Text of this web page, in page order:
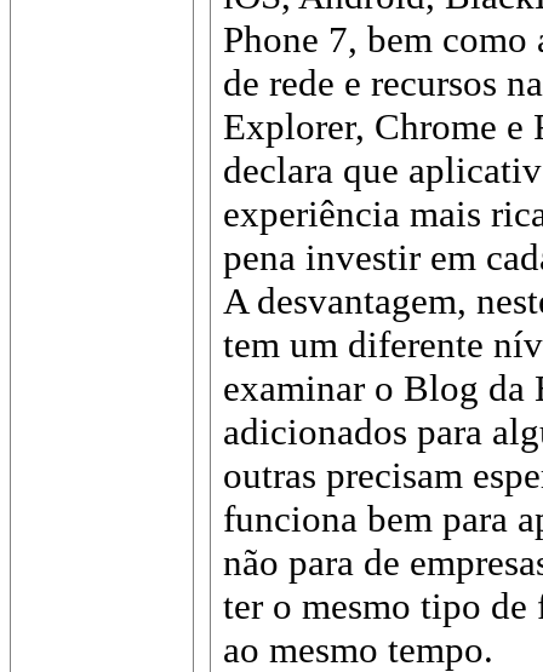
Phone 7, bem
de rede e recursos
Explorer, Chrome e
declara que
experiência mais
pena investir em
A desvantagem,
tem um diferente
examinar o Blog da
adicionados para
outras precisam
funciona bem para
não para de
ter o mesmo tipo
ao mesmo tempo.